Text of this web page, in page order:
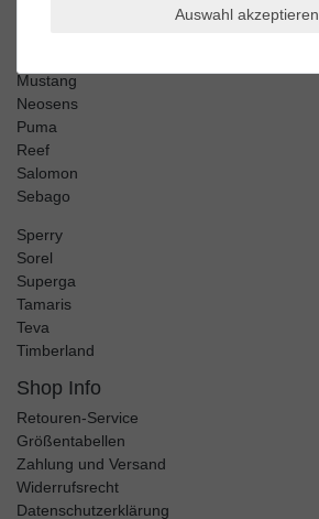
Mustang
Neosens
Puma
Reef
Salomon
Sebago
Sperry
Sorel
Superga
Tamaris
Teva
Timberland
Shop Info
Retouren-Service
Größentabellen
Zahlung und Versand
Widerrufsrecht
Datenschutzerklärung
Auswahl akzeptieren